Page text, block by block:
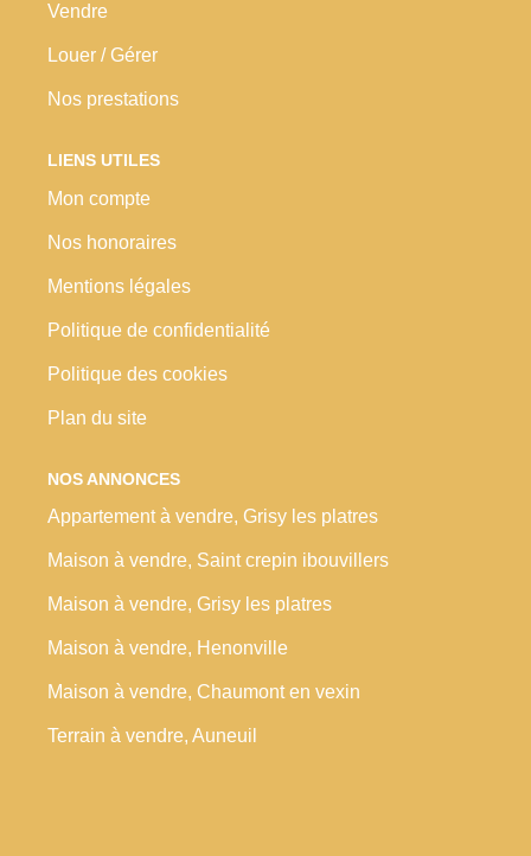
Vendre
Louer / Gérer
Nos prestations
LIENS UTILES
Mon compte
Nos honoraires
Mentions légales
Politique de confidentialité
Politique des cookies
Plan du site
NOS ANNONCES
Appartement à vendre, Grisy les platres
Maison à vendre, Saint crepin ibouvillers
Maison à vendre, Grisy les platres
Maison à vendre, Henonville
Maison à vendre, Chaumont en vexin
Terrain à vendre, Auneuil